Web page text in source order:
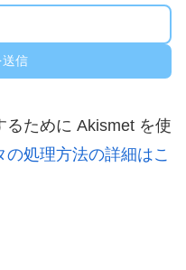
るために Akismet を使
の処理方法の詳細はこ